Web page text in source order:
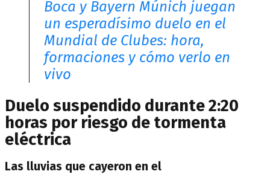
Boca y Bayern Múnich juegan
un esperadísimo duelo en el
Mundial de Clubes: hora,
formaciones y cómo verlo en
vivo
Duelo suspendido durante 2:20
horas por riesgo de tormenta
eléctrica
Las lluvias que cayeron en el